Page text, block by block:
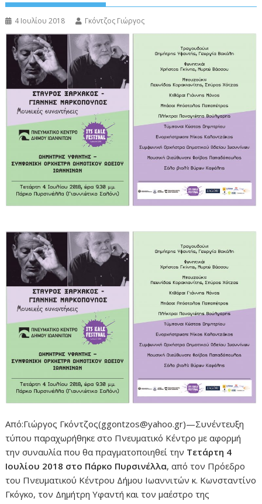
4 Ιουλίου 2018 Γκόντζος Γιώργος
Από:Γιώργος Γκόντζος(ggontzos@yahoo.gr)—Συνέντευξη
τύπου παραχωρήθηκε στο Πνευματικό Κέντρο με αφορμή
την συναυλία που θα πραγματοποιηθεί την Τετάρτη 4
Ιουλίου 2018 στο Πάρκο Πυρσινέλλα, από τον Πρόεδρο
του Πνευματικού Κέντρου Δήμου Ιωαννιτών κ. Κωνσταντίνο
Γκόγκο, τον Δημήτρη Υφαντή και τον μαέστρο της